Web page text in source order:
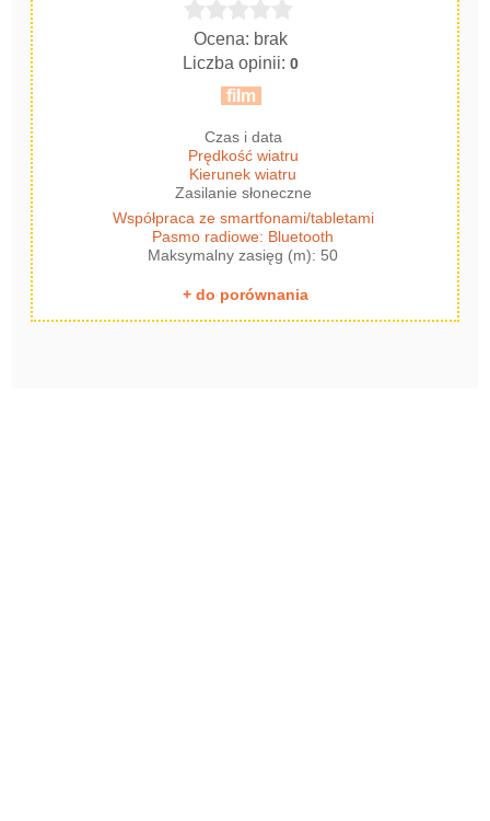
Ocena: brak
Liczba opinii:0
film
Czas i data
Prędkość wiatru
Kierunek wiatru
Zasilanie słoneczne
Współpraca ze smartfonami/tabletami
Pasmo radiowe: Bluetooth
Maksymalny zasięg (m): 50
+ do porównania